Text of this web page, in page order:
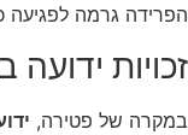
הפרידה גרמה לפגיעה
זכויות ידועה
במקרה של פטירה,